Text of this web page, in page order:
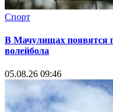
Спорт
В Мачулищах появятся
волейбола
05.08.26 09:46